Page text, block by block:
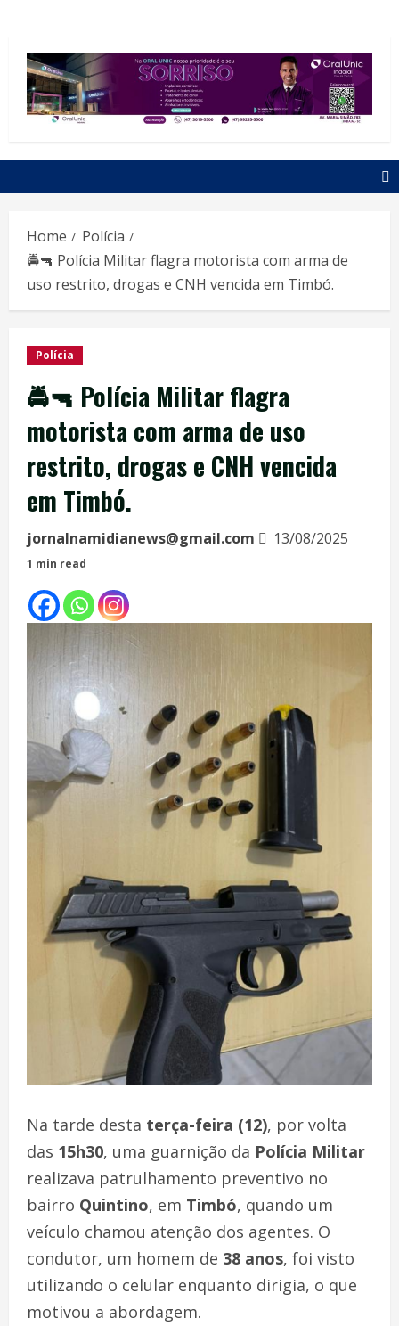
Home
Polícia
🚔🔫 Polícia Militar flagra motorista com arma de
uso restrito, drogas e CNH vencida em Timbó.
Polícia
🚔🔫 Polícia Militar flagra
motorista com arma de uso
restrito, drogas e CNH vencida
em Timbó.
jornalnamidianews@gmail.com 13/08/2025
1 min read
Na tarde desta terça-feira (12), por volta
das 15h30, uma guarnição da Polícia Militar
realizava patrulhamento preventivo no
bairro Quintino, em Timbó, quando um
veículo chamou atenção dos agentes. O
condutor, um homem de 38 anos, foi visto
utilizando o celular enquanto dirigia, o que
motivou a abordagem.